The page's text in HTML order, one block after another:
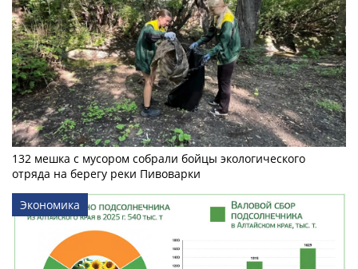
132 мешка с мусором собрали бойцы экологического
отряда на берегу реки Пивоварки
Экономика